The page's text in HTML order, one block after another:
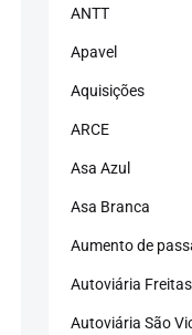
ANTT
Apavel
Aquisições
ARCE
Asa Azul
Asa Branca
Aumento de
Autoviária Freitas
Autoviária São